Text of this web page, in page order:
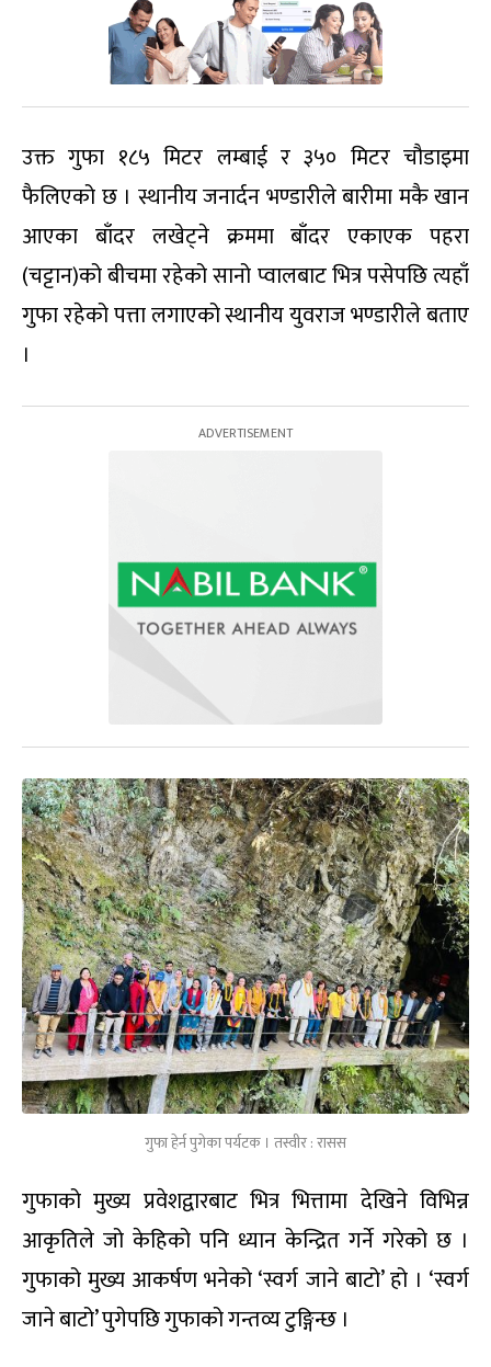
उक्त गुफा १८५ मिटर लम्बाई र ३५० मिटर चौडाइमा
फैलिएको छ । स्थानीय जनार्दन भण्डारीले बारीमा मकै खान
आएका बाँदर लखेट्ने क्रममा बाँदर एकाएक पहरा
(चट्टान)को बीचमा रहेको सानो प्वालबाट भित्र पसेपछि त्यहाँ
गुफा रहेको पत्ता लगाएको स्थानीय युवराज भण्डारीले बताए
।
गुफा हेर्न पुगेका पर्यटक । तस्वीर : रासस
गुफाको मुख्य प्रवेशद्वारबाट भित्र भित्तामा देखिने विभिन्न
आकृतिले जो केहिको पनि ध्यान केन्द्रित गर्ने गरेको छ ।
गुफाको मुख्य आकर्षण भनेको ‘स्वर्ग जाने बाटो’ हो । ‘स्वर्ग
जाने बाटो’ पुगेपछि गुफाको गन्तव्य टुङ्गिन्छ ।